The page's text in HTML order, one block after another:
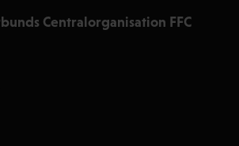
Centralorganisation FFC